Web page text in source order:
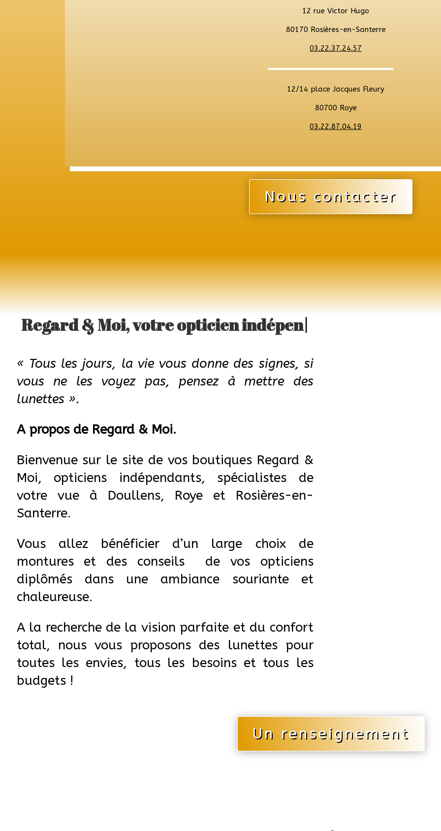
12 rue Victor Hugo
80170 Rosières-en-Santerre
03.22.37.24.57
12/14 place Jacques Fleury
80700 Roye
03.22.87.04.19
Nous contacter
Regard & Moi,votre opticien
indépendant.
« Tous les jours, la vie vous donne des signes, si
vous ne les voyez pas, pensez à mettre des
Bienvenue sur le site de vos boutiques Regard &
Moi, opticiens indépendants, spécialistes de
votre vue à Doullens, Roye et Rosières-en-
Vous allez bénéficier d’un large choix de
montures et des conseils de vos opticiens
diplômés dans une ambiance souriante et
A la recherche de la vision parfaite et du confort
total, nous vous proposons des lunettes pour
toutes les envies, tous les besoins et tous les
Un renseignement